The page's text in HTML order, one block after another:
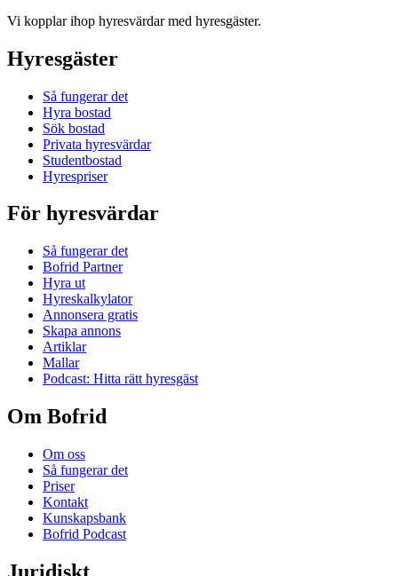
Vi kopplar ihop hyresvärdar med hyresgäster.
Hyresgäster
Så fungerar det
Hyra bostad
Sök bostad
Privata hyresvärdar
Studentbostad
Hyrespriser
För hyresvärdar
Så fungerar det
Bofrid Partner
Hyra ut
Hyreskalkylator
Annonsera gratis
Skapa annons
Artiklar
Mallar
Podcast: Hitta rätt hyresgäst
Om Bofrid
Om oss
Så fungerar det
Priser
Kontakt
Kunskapsbank
Bofrid Podcast